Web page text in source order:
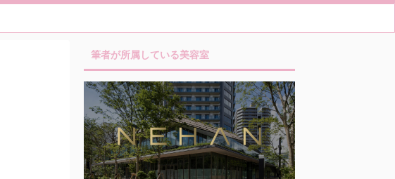
筆者が所属している美容室